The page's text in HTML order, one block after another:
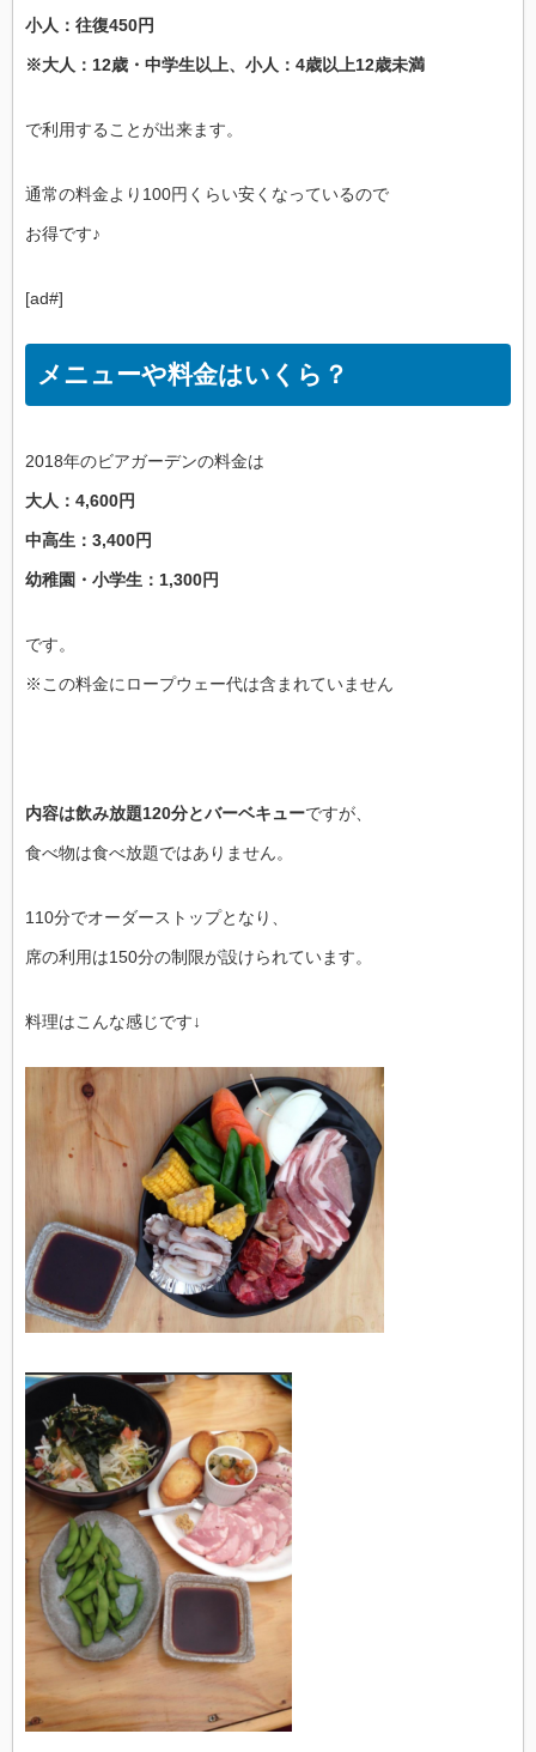
小人：往復450円
※大人：12歳・中学生以上、小人：4歳以上12歳未満
で利用することが出来ます。
通常の料金より100円くらい安くなっているので
お得です♪
[ad#]
メニューや料金はいくら？
2018年のビアガーデンの料金は
大人：4,600円
中高生：3,400円
幼稚園・小学生：1,300円
です。
※この料金にロープウェー代は含まれていません
内容は飲み放題120分とバーベキューですが、
食べ物は食べ放題ではありません。
110分でオーダーストップとなり、
席の利用は150分の制限が設けられています。
料理はこんな感じです↓